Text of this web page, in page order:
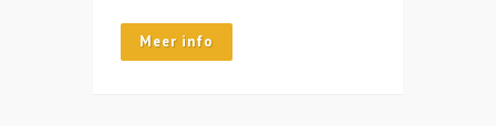
Meer info